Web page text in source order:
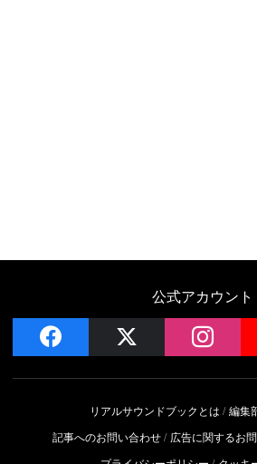
公式アカウント
facebook
リアルサウンドブックとは
編集
記事へのお問い合わせ
広告に関するお